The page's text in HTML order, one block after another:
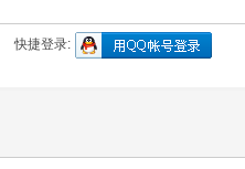
快捷登录: